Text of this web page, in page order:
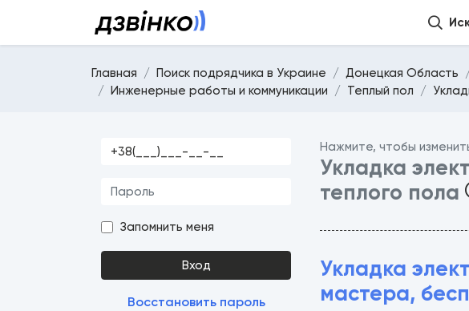
Главная Поиск подрядчика в Украине Донецкая Область
Инженерные работы и коммуникации
Теплый пол
Запомнить меня
Вход
Восстановить пароль
Нажмите, чтобы
Укладка
теплого пола
Укладка
мастера,